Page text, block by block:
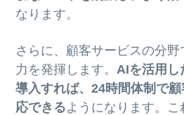
なります。
さらに、顧客サービスの分
力を発揮します。 AIを活用し
導入すれば、24時間体制で
応できるようになります。